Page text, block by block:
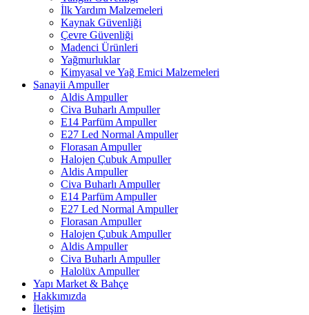
İlk Yardım Malzemeleri
Kaynak Güvenliği
Çevre Güvenliği
Madenci Ürünleri
Yağmurluklar
Kimyasal ve Yağ Emici Malzemeleri
Sanayii Ampuller
Aldis Ampuller
Civa Buharlı Ampuller
E14 Parfüm Ampuller
E27 Led Normal Ampuller
Florasan Ampuller
Halojen Çubuk Ampuller
Aldis Ampuller
Civa Buharlı Ampuller
E14 Parfüm Ampuller
E27 Led Normal Ampuller
Florasan Ampuller
Halojen Çubuk Ampuller
Aldis Ampuller
Civa Buharlı Ampuller
Halolüx Ampuller
Yapı Market & Bahçe
Hakkımızda
İletişim